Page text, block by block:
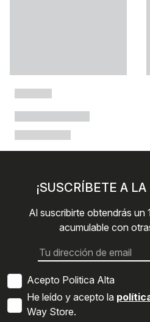
¡SUSCRÍBETE A
Al suscribirte obtendrás
acumulable con
Acepto Politica Alta
He leído y acepto la
Way Store.